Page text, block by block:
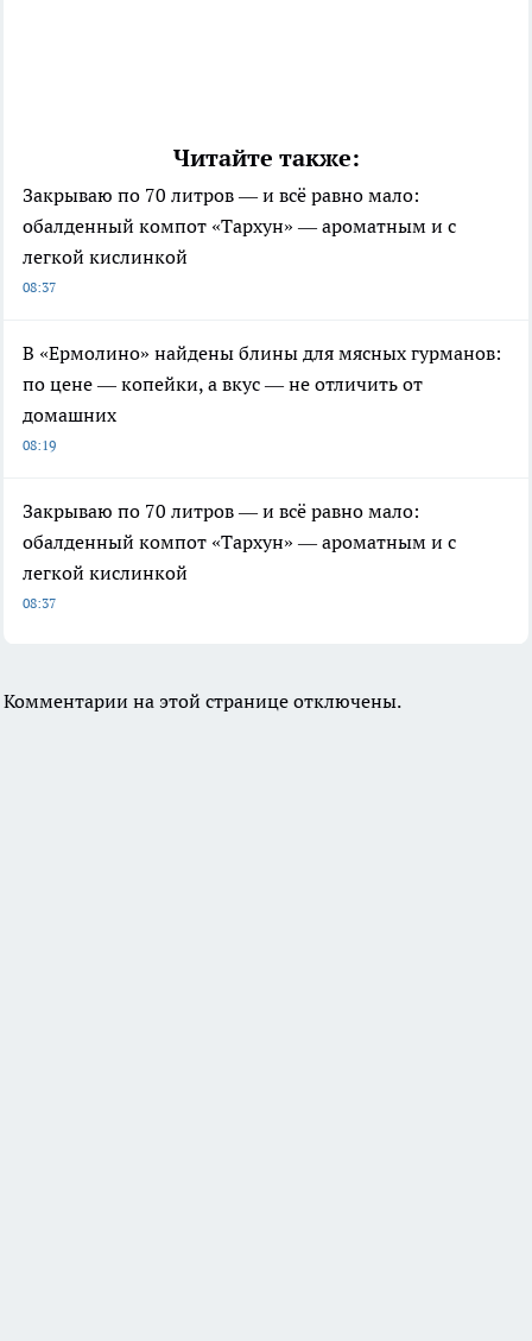
Читайте также:
Закрываю по 70 литров — и всё равно мало:
обалденный компот «Тархун» — ароматным и с
легкой кислинкой
08:37
В «Ермолино» найдены блины для мясных гурманов:
по цене — копейки, а вкус — не отличить от
домашних
08:19
Закрываю по 70 литров — и всё равно мало:
обалденный компот «Тархун» — ароматным и с
легкой кислинкой
08:37
Комментарии на этой странице отключены.